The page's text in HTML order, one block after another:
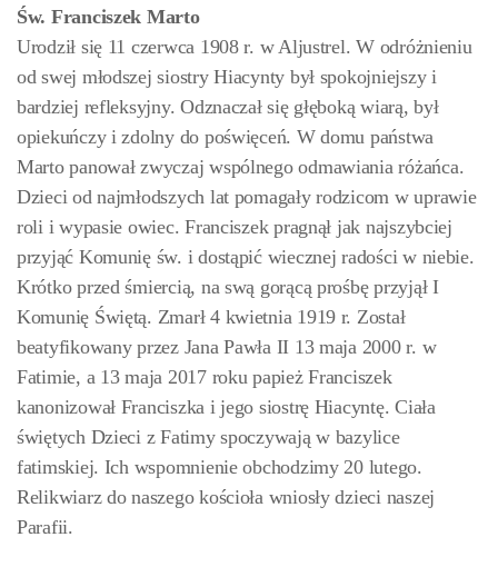
Św. Franciszek Marto
Urodził się 11 czerwca 1908 r. w Aljustrel. W odróżnieniu
od swej młodszej siostry Hiacynty był spokojniejszy i
bardziej refleksyjny. Odznaczał się głęboką wiarą, był
opiekuńczy i zdolny do poświęceń. W domu państwa
Marto panował zwyczaj wspólnego odmawiania różańca.
Dzieci od najmłodszych lat pomagały rodzicom w uprawie
roli i wypasie owiec. Franciszek pragnął jak najszybciej
przyjąć Komunię św. i dostąpić wiecznej radości w niebie.
Krótko przed śmiercią, na swą gorącą prośbę przyjął I
Komunię Świętą. Zmarł 4 kwietnia 1919 r. Został
beatyfikowany przez Jana Pawła II 13 maja 2000 r. w
Fatimie, a 13 maja 2017 roku papież Franciszek
kanonizował Franciszka i jego siostrę Hiacyntę. Ciała
świętych Dzieci z Fatimy spoczywają w bazylice
fatimskiej. Ich wspomnienie obchodzimy 20 lutego.
Relikwiarz do naszego kościoła wniosły dzieci naszej
Parafii.